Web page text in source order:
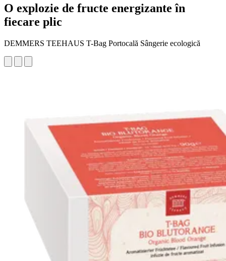
O explozie de fructe energizante în
fiecare plic
DEMMERS TEEHAUS T-Bag Portocală Sângerie ecologică